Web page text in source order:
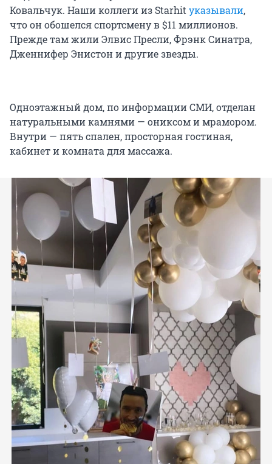
Ковальчук. Наши коллеги из Starhit указывали,
что он обошелся спортсмену в $11 миллионов.
Прежде там жили Элвис Пресли, Фрэнк Синатра,
Дженнифер Энистон и другие звезды.
Одноэтажный дом, по информации СМИ, отделан
натуральными камнями — ониксом и мрамором.
Внутри — пять спален, просторная гостиная,
кабинет и комната для массажа.